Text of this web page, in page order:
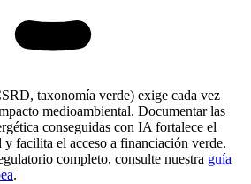
taxonomía verde) exige cada vez
medioambiental. Documentar las
conseguidas con IA fortalece el
facilita el acceso a financiación verde.
completo, consulte nuestra guía
.